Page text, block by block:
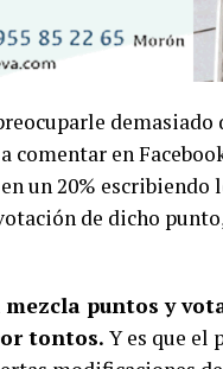
comentar en
un 20%
de dicho
puntos y
tontos. Y es que el